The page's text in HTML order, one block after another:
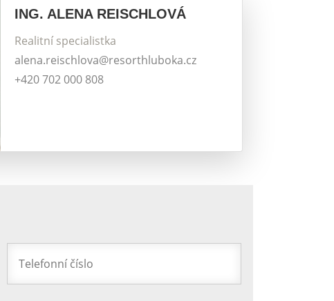
ING. ALENA REISCHLOVÁ
Realitní specialistka
alena.reischlova@resorthluboka.cz
+420 702 000 808